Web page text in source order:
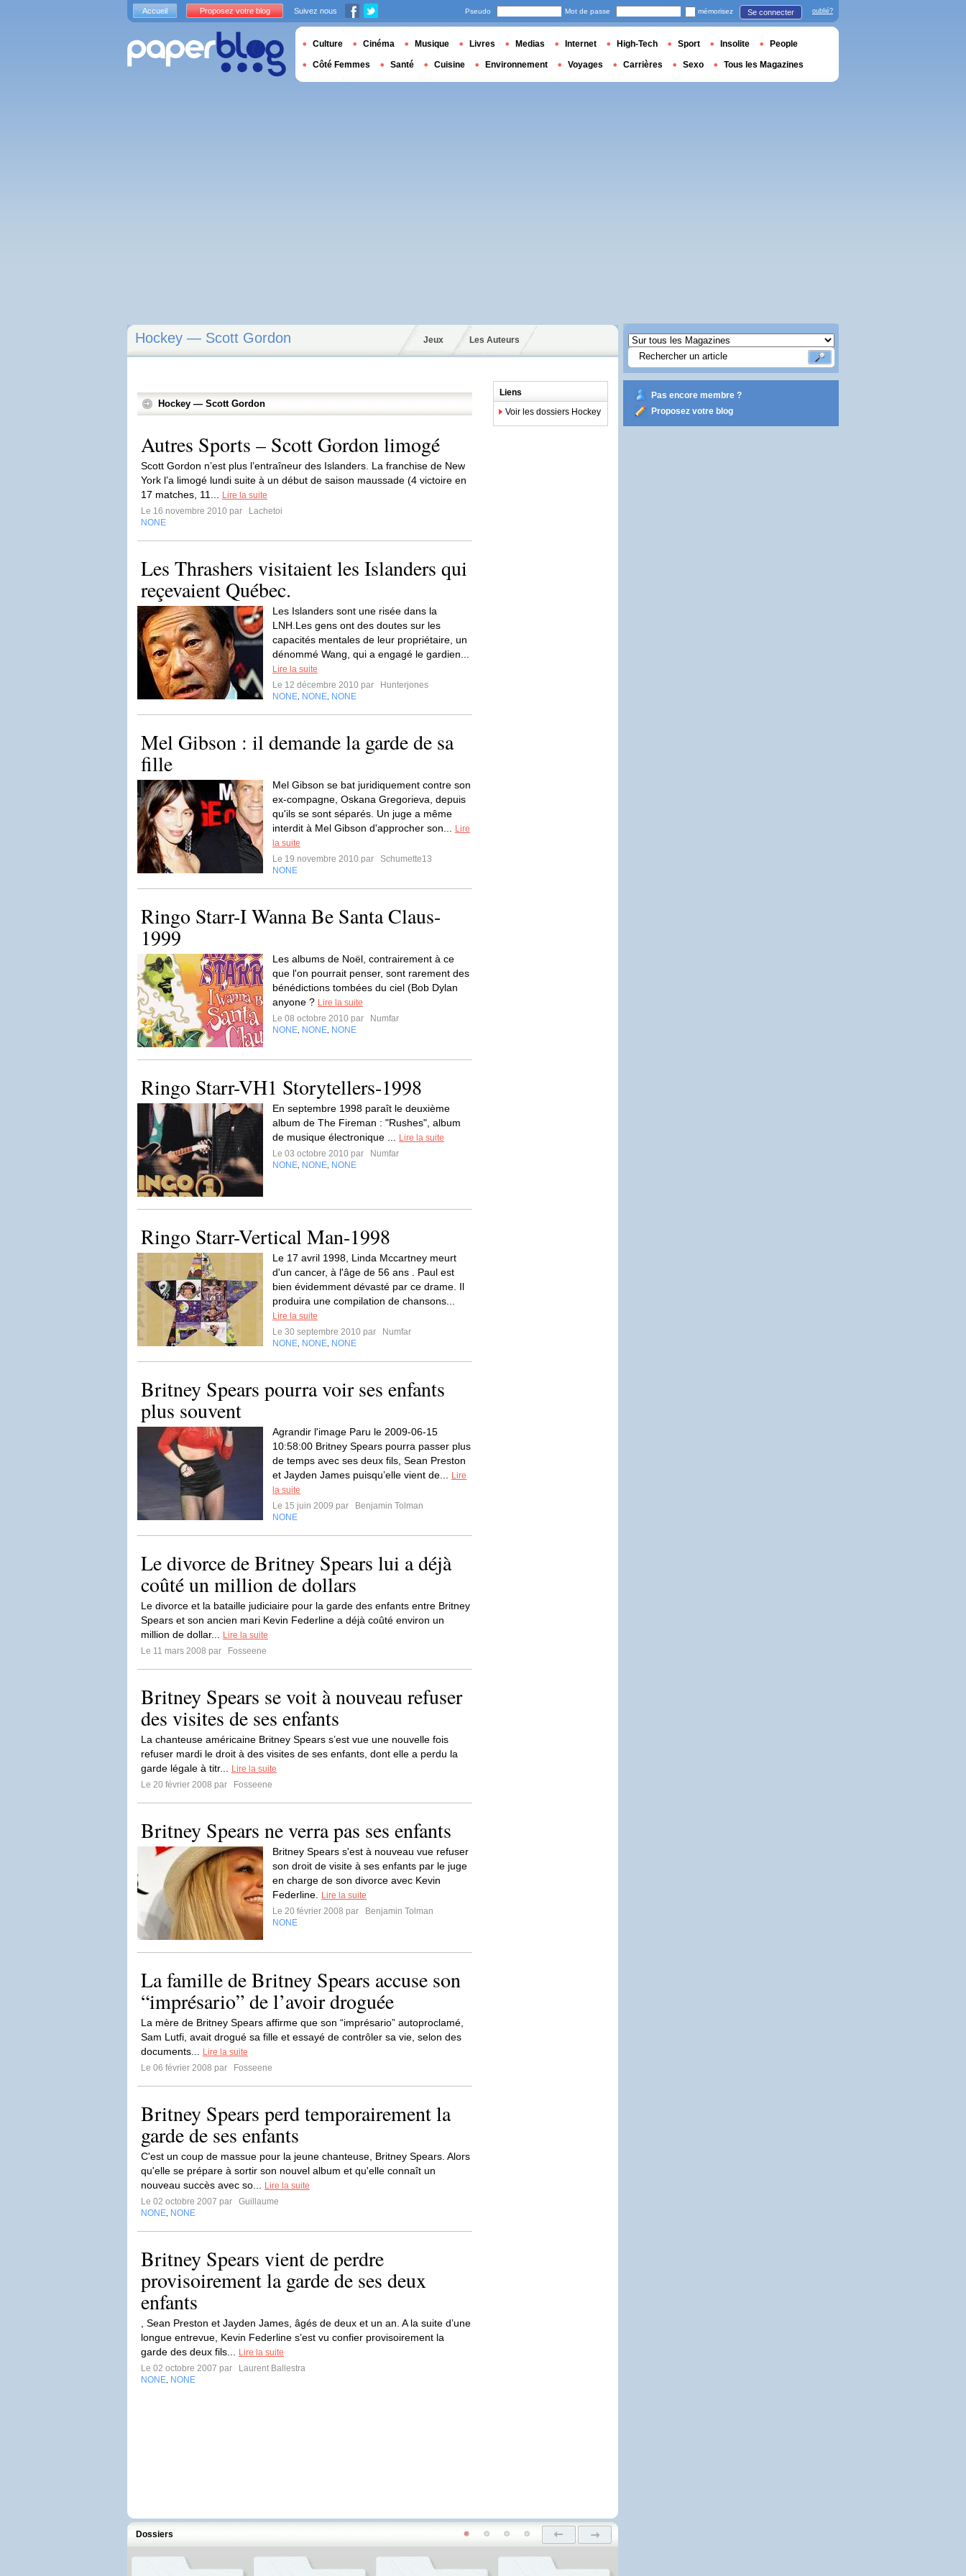
Hockey — Scott Gordon Jeux Les Auteurs
Hockey — Scott Gordon
Autres Sports – Scott Gordon limogé
Scott Gordon n’est plus l’entraîneur des Islanders. La franchise de New
York l’a limogé lundi suite à un début de saison maussade (4 victoire en
17 matches, 11...
Lire la suite
Le 16 novembre 2010 par
Lachetoi
NONE
Les Thrashers visitaient les Islanders qui
reçevaient Québec.
Les Islanders sont une risée dans la
LNH.Les gens ont des doutes sur les
capacités mentales de leur propriétaire, un
dénommé Wang, qui a engagé le gardien...
Lire la suite
Le 12 décembre 2010 par
Hunterjones
NONE NONE NONE
Mel Gibson : il demande la garde de sa
fille
Mel Gibson se bat juridiquement contre son
ex-compagne, Oskana Gregorieva, depuis
qu'ils se sont séparés. Un juge a même
interdit à Mel Gibson d'approcher son...
Lire
la suite
Le 19 novembre 2010 par
Schumette13
NONE
Ringo Starr-I Wanna Be Santa Claus-
1999
Les albums de Noël, contrairement à ce
que l'on pourrait penser, sont rarement des
bénédictions tombées du ciel (Bob Dylan
anyone ? Lire la suite
Le 08 octobre 2010 par
Numfar
NONE NONE NONE
Ringo Starr-VH1 Storytellers-1998
En septembre 1998 paraît le deuxième
album de The Fireman : "Rushes", album
de musique électronique ...
Lire la suite
Le 03 octobre 2010 par
Numfar
NONE NONE NONE
Ringo Starr-Vertical Man-1998
Le 17 avril 1998, Linda Mccartney meurt
d'un cancer, à l'âge de 56 ans . Paul est
bien évidemment dévasté par ce drame. Il
produira une compilation de chansons...
Lire la suite
Le 30 septembre 2010 par
Numfar
NONE NONE NONE
Britney Spears pourra voir ses enfants
plus souvent
Agrandir l'image Paru le 2009-06-15
10:58:00 Britney Spears pourra passer plus
de temps avec ses deux fils, Sean Preston
et Jayden James puisqu’elle vient de...
Lire
la suite
Le 15 juin 2009 par
Benjamin Tolman
NONE
Le divorce de Britney Spears lui a déjà
coûté un million de dollars
Le divorce et la bataille judiciaire pour la garde des enfants entre Britney
Spears et son ancien mari Kevin Federline a déjà coûté environ un
million de dollar...
Lire la suite
Le 11 mars 2008 par
Fosseene
Britney Spears se voit à nouveau refuser
des visites de ses enfants
La chanteuse américaine Britney Spears s’est vue une nouvelle fois
refuser mardi le droit à des visites de ses enfants, dont elle a perdu la
garde légale à titr...
Lire la suite
Le 20 février 2008 par
Fosseene
Britney Spears ne verra pas ses enfants
Britney Spears s'est à nouveau vue refuser
son droit de visite à ses enfants par le juge
en charge de son divorce avec Kevin
Federline.
Lire la suite
Le 20 février 2008 par
Benjamin Tolman
NONE
La famille de Britney Spears accuse son
“imprésario” de l’avoir droguée
La mère de Britney Spears affirme que son “imprésario” autoproclamé,
Sam Lutfi, avait drogué sa fille et essayé de contrôler sa vie, selon des
documents...
Lire la suite
Le 06 février 2008 par
Fosseene
Britney Spears perd temporairement la
garde de ses enfants
C'est un coup de massue pour la jeune chanteuse, Britney Spears. Alors
qu'elle se prépare à sortir son nouvel album et qu'elle connaît un
nouveau succès avec so...
Lire la suite
Le 02 octobre 2007 par
Guillaume
NONE NONE
Britney Spears vient de perdre
provisoirement la garde de ses deux
enfants
, Sean Preston et Jayden James, âgés de deux et un an. A la suite d’une
longue entrevue, Kevin Federline s’est vu confier provisoirement la
garde des deux fils...
Lire la suite
Le 02 octobre 2007 par
Laurent Ballestra
NONE NONE
Liens
Voir les dossiers Hockey
Dossiers
Pas encore membre ?
Proposez votre blog
Accueil Proposez votre blog Suivez nous Pseudo Mot de passe mémorisez Se connecter oublié?
Culture Cinéma Musique Livres Medias Internet High-Tech Sport Insolite People
Côté Femmes Santé Cuisine Environnement Voyages Carrières Sexo Tous les Magazines